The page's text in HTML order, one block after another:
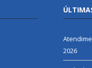
2026